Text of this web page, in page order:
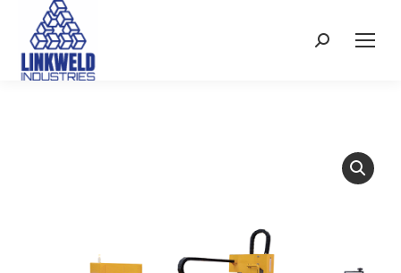
Search: